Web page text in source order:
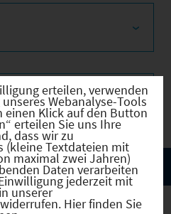
erteilen, verwenden
Webanalyse-Tools
einen Klick auf den Button
erteilen Sie uns Ihre
dass wir zu
(kleine Textdateien mit
maximal zwei Jahren)
Daten verarbeiten
jederzeit mit
unserer
widerrufen. Hier finden Sie